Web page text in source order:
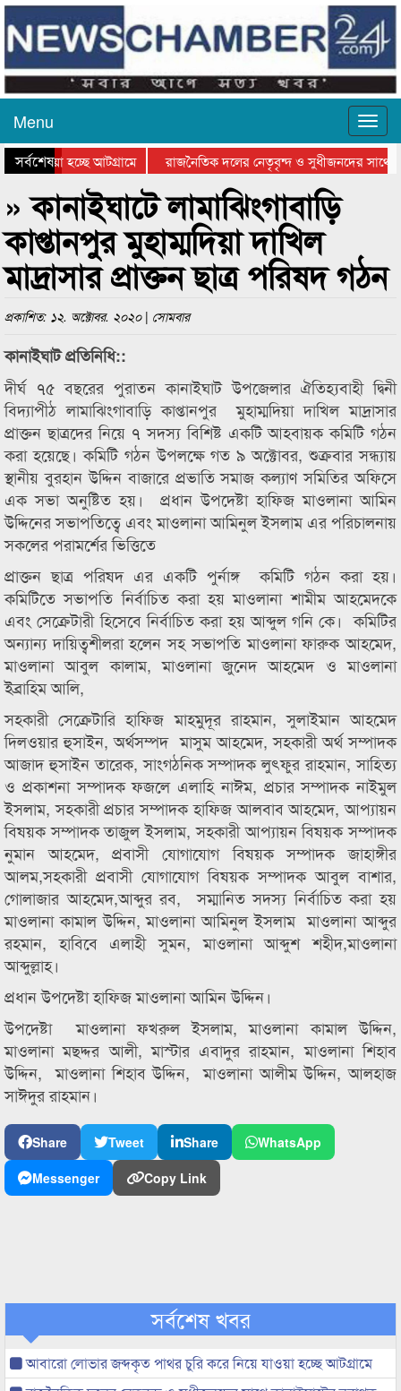
Menu
সর্বশেষ
যাওয়া হচ্ছে আটগ্রামে
রাজনৈতিক দলের নেতৃবৃন্দ ও সুধীজনদের সাথে
পুরস্কার বিতরণ সম্পন্ন
সিলেটে বাংলাদেশ গ্রুপ থিয়েটার
» কানাইঘাটে লামাঝিংগাবাড়ি
কাপ্তানপুর মুহাম্মদিয়া দাখিল
মাদ্রাসার প্রাক্তন ছাত্র পরিষদ গঠন
প্রকাশিত: ১২. অক্টোবর. ২০২০ | সোমবার
কানাইঘাট প্রতিনিধি::
দীর্ঘ ৭৫ বছরের পুরাতন কানাইঘাট উপজেলার ঐতিহ্যবাহী দ্বিনী
বিদ্যাপীঠ লামাঝিংগাবাড়ি কাপ্তানপুর মুহাম্মদিয়া দাখিল মাদ্রাসার
প্রাক্তন ছাত্রদের নিয়ে ৭ সদস্য বিশিষ্ট একটি আহবায়ক কমিটি গঠন
করা হয়েছে। কমিটি গঠন উপলক্ষে গত ৯ অক্টোবর, শুক্রবার সন্ধ্যায়
স্থানীয় বুরহান উদ্দিন বাজারে প্রভাতি সমাজ কল্যাণ সমিতির অফিসে
এক সভা অনুষ্টিত হয়। প্রধান উপদেষ্টা হাফিজ মাওলানা আমিন
উদ্দিনের সভাপতিত্বে এবং মাওলানা আমিনুল ইসলাম এর পরিচালনায়
সকলের পরামর্শের ভিত্তিতে
প্রাক্তন ছাত্র পরিষদ এর একটি পুর্নাঙ্গ কমিটি গঠন করা হয়।
কমিটিতে সভাপতি নির্বাচিত করা হয় মাওলানা শামীম আহমেদকে
এবং সেক্রেটারী হিসেবে নির্বাচিত করা হয় আব্দুল গনি কে। কমিটির
অন্যান্য দায়িত্বশীলরা হলেন সহ সভাপতি মাওলানা ফারুক আহমেদ,
মাওলানা আবুল কালাম, মাওলানা জুনেদ আহমেদ ও মাওলানা
ইব্রাহিম আলি,
সহকারী সেক্রেটারি হাফিজ মাহমুদূর রাহমান, সুলাইমান আহমেদ
দিলওয়ার হুসাইন, অর্থসম্পদ মাসুম আহমেদ, সহকারী অর্থ সম্পাদক
আজাদ হুসাইন তারেক, সাংগঠনিক সম্পাদক লুৎফুর রাহমান, সাহিত্য
ও প্রকাশনা সম্পাদক ফজলে এলাহি নাঈম, প্রচার সম্পাদক নাইমুল
ইসলাম, সহকারী প্রচার সম্পাদক হাফিজ আলবাব আহমেদ, আপ্যায়ন
বিষয়ক সম্পাদক তাজুল ইসলাম, সহকারী আপ্যায়ন বিষয়ক সম্পাদক
নুমান আহমেদ, প্রবাসী যোগাযোগ বিষয়ক সম্পাদক জাহাঙ্গীর
আলম,সহকারী প্রবাসী যোগাযোগ বিষয়ক সম্পাদক আবুল বাশার,
গোলাজার আহমেদ,আব্দুর রব, সম্মানিত সদস্য নির্বাচিত করা হয়
মাওলানা কামাল উদ্দিন, মাওলানা আমিনুল ইসলাম মাওলানা আব্দুর
রহমান, হাবিবে এলাহী সুমন, মাওলানা আব্দুশ শহীদ,মাওলানা
আব্দুল্লাহ।
প্রধান উপদেষ্টা হাফিজ মাওলানা আমিন উদ্দিন।
উপদেষ্টা মাওলানা ফখরুল ইসলাম, মাওলানা কামাল উদ্দিন,
মাওলানা মছদ্দর আলী, মাস্টার এবাদুর রাহমান, মাওলানা শিহাব
উদ্দিন, মাওলানা শিহাব উদ্দিন, মাওলানা আলীম উদ্দিন, আলহাজ
সাঈদুর রাহমান।
Share Tweet Share
WhatsApp
Messenger
Copy Link
সর্বশেষ খবর
আবারো লোভার জব্দকৃত পাথর চুরি করে নিয়ে যাওয়া হচ্ছে আটগ্রামে